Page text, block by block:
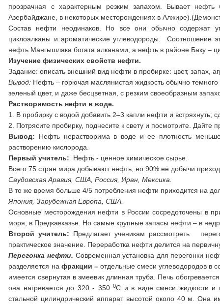
прозрачная с характерным резким запахом. Бывает
Азербайджане, в некоторых месторождениях в
Состав нефти неодинаков. Но все они обычно содержат
циклоалканы и ароматические углеводороды. Соотношение
нефть Мангышлака богата алканами, а нефть в районе Баку –
Изучение физических свойств нефти.
Задание: описать внешний вид нефти в пробирке: цвет, запах,
Вывод: Нефть – горючая маслянистая жидкость обычно
зеленый цвет, и даже бесцветная, с резким своеобразным
Растворимость нефти в воде.
1. В пробирку с водой добавить 2–3 капли нефти и встряхнуть;
2. Потрясите пробирку, поднесите к свету и посмотрите. Дайте
Вывод: Нефть нерастворима в воде и ее плотность
растворению кислорода.
Первый учитель: Нефть - ценное химическое сырье.
Всего 75 стран мира добывают нефть, но 90% её добычи
Саудовская Аравия, США, Россия, Иран, Мексика.
В то же время больше 4/5 потребления нефти приходится на
Япония, Зарубежная Европа, США.
Основные месторождения нефти в России сосредоточены в
моря, в Предкавказье. Но самые крупные запасы нефти – в
Второй учитель: Предлагает ученикам рассмотреть
практическое значение. Переработка нефти делится на
Перегонка нефти. Современная установка для перегонки
разделяется на фракции – отдельные смеси углеводородов в
имеется свернутая в змеевик длинная труба. Печь
она нагревается до 320 - 3500С и в виде смеси жидкости и
стальной цилиндрический аппарат высотой около 40 м. Она